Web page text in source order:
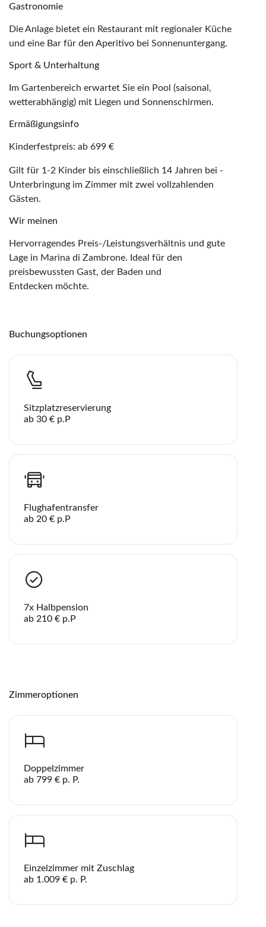
Gastronomie
Die Anlage bietet ein Restaurant mit regionaler Küche
und eine Bar für den Aperitivo bei Sonnenuntergang.
Sport & Unterhaltung
Im Gartenbereich erwartet Sie ein Pool (saisonal,
wetterabhängig) mit Liegen und Sonnenschirmen.
Ermäßigungsinfo
Kinderfestpreis: ab 699 €
Gilt für 1-2 Kinder bis einschließlich 14 Jahren bei ­
Unterbringung im Zimmer mit zwei ­vollzahlenden
Gästen.
Wir meinen
Hervorragendes Preis-/Leistungsverhältnis und gute
Lage in Marina di Zambrone. Ideal für den
preisbewussten Gast, der Baden und
Entdecken möchte.
Buchungsoptionen
Sitzplatzreservierung
ab 30 € p.P
Flughafentransfer
ab 20 € p.P
7x Halbpension
ab 210 € p.P
Zimmeroptionen
Doppelzimmer
ab 799 € p. P.
Einzelzimmer mit Zuschlag
ab 1.009 € p. P.
Teile diese Reise